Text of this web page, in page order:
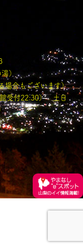
）
場合もございます）
受付22:30） 土日